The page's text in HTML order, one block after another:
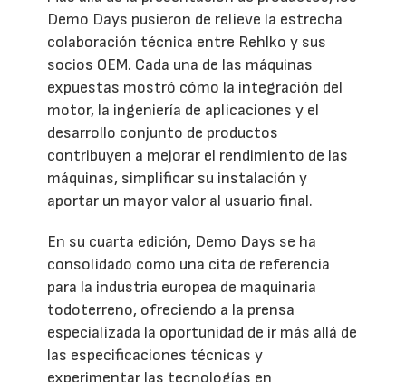
Demo Days pusieron de relieve la estrecha
colaboración técnica entre Rehlko y sus
socios OEM. Cada una de las máquinas
expuestas mostró cómo la integración del
motor, la ingeniería de aplicaciones y el
desarrollo conjunto de productos
contribuyen a mejorar el rendimiento de las
máquinas, simplificar su instalación y
aportar un mayor valor al usuario final.
En su cuarta edición, Demo Days se ha
consolidado como una cita de referencia
para la industria europea de maquinaria
todoterreno, ofreciendo a la prensa
especializada la oportunidad de ir más allá de
las especificaciones técnicas y
experimentar las tecnologías en